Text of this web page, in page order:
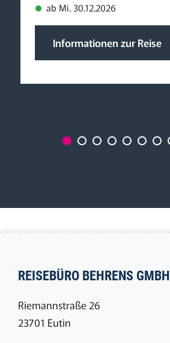
ab Mi. 30.12.2026
Informationen zur Reise
REISEBÜRO BEHRENS GMBH
Riemannstraße 26
23701 Eutin